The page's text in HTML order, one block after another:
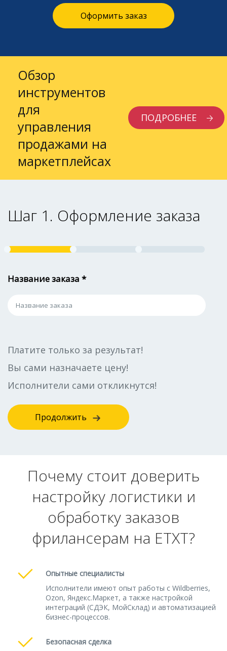
Оформить заказ
Обзор
инструментов
для
управления
продажами на
маркетплейсах
ПОДРОБНЕЕ
Шаг 1. Оформление заказа
Название заказа *
Платите только за результат!
Вы сами назначаете цену!
Исполнители сами откликнутся!
Продолжить
Почему стоит доверить
настройку логистики и
обработку заказов
фрилансерам на ETXT?
Опытные специалисты
Исполнители имеют опыт работы с Wildberries,
Ozon, Яндекс.Маркет, а также настройкой
интеграций (СДЭК, МойСклад) и автоматизацией
бизнес-процессов.
Безопасная сделка